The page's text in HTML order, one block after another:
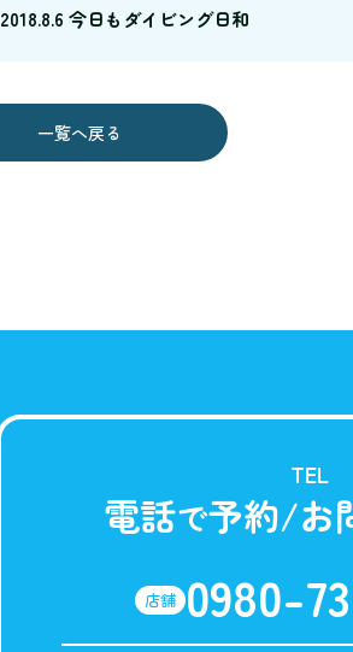
2018.8.6 今日もダイビング日和
一覧へ戻る
TEL
電話で予約/お
店舗 0980-